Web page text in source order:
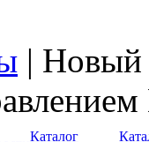
| Новый
Каталог